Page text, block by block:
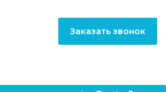
Заказать звонок